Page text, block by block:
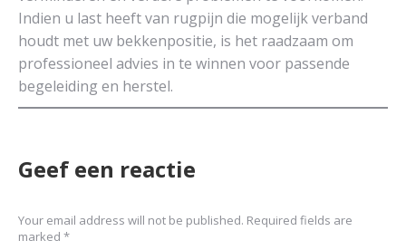
Indien u last heeft van rugpijn die mogelijk verband
houdt met uw bekkenpositie, is het raadzaam om
professioneel advies in te winnen voor passende
begeleiding en herstel.
Geef een reactie
Your email address will not be published. Required fields are
marked *